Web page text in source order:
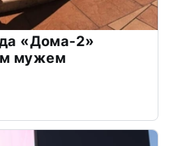
«Дома-2»
мужем